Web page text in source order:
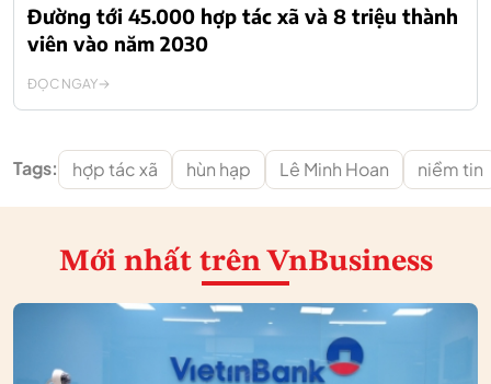
Đường tới 45.000 hợp tác xã và 8 triệu thành
viên vào năm 2030
ĐỌC NGAY
Tags: hợp tác xã hùn hạp Lê Minh Hoan niềm tin
Mới nhất trên VnBusiness